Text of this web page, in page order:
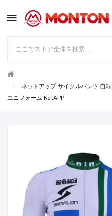
ネットアップ サイクルパンツ 自
ユニフォーム NetAPP